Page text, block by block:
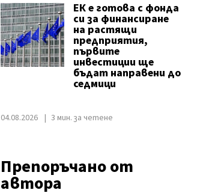
ЕК е готова с фонда
си за финансиране
на растящи
предприятия,
първите
инвестиции ще
бъдат направени до
седмици
04.08.2026 3 мин. за четене
Препоръчано от
автора